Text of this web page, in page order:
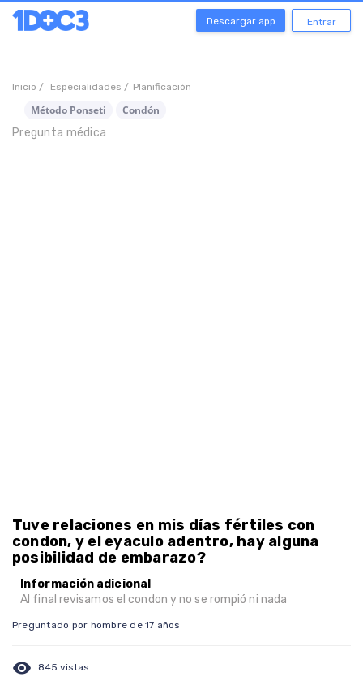
Descargar app Entrar
Inicio / Especialidades / Planificación
Método Ponseti
Condón
Pregunta médica
Tuve relaciones en mis días fértiles con
condon, y el eyaculo adentro, hay alguna
posibilidad de embarazo?
Información adicional
Al final revisamos el condon y no se rompió ni nada
Preguntado por hombre de 17 años
visibility 845 vistas